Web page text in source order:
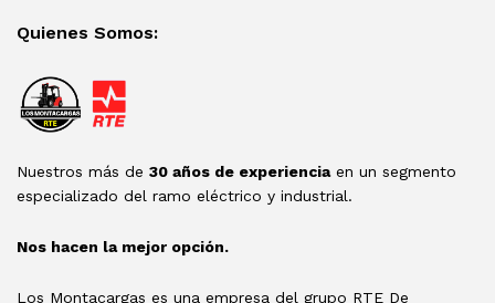
Quienes Somos:
Nuestros más de 30 años de experienciaen un segmento
especializado del ramo eléctrico y industrial.
Nos hacen la mejor opción.
Los Montacargas es una empresa del grupo RTE De